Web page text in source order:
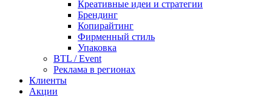
Креативные идеи и стратегии
Брендинг
Копирайтинг
Фирменный стиль
Упаковка
BTL / Event
Реклама в регионах
Клиенты
Акции